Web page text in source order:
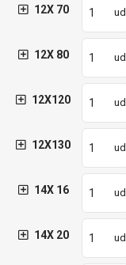
12X 70 ud
12X 80 ud
12X120 ud
12X130 ud
14X 16 ud
14X 20 ud